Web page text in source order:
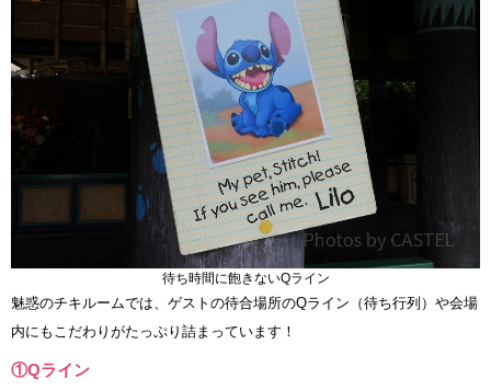
待ち時間に飽きないQライン
魅惑のチキルームでは、ゲストの待合場所のQライン（待ち行列）や会場
内にもこだわりがたっぷり詰まっています！
①Qライン